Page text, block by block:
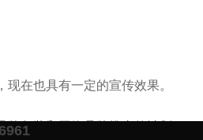
现在也具有一定的宣传效果。
牌包装和网络品牌推广的计划，